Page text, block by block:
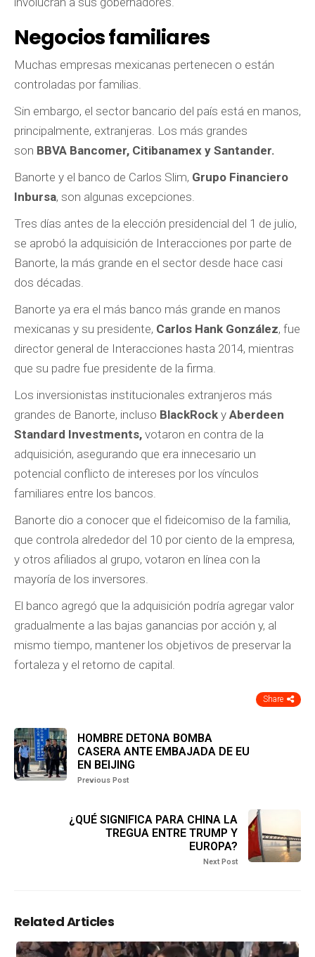
Negocios familiares
Muchas empresas mexicanas pertenecen o están
controladas por familias.
Sin embargo, el sector bancario del país está en manos,
principalmente, extranjeras. Los más grandes
son BBVA Bancomer, Citibanamex y Santander.
Banorte y el banco de Carlos Slim, Grupo Financiero
Inbursa, son algunas excepciones.
Tres días antes de la elección presidencial del 1 de julio,
se aprobó la adquisición de Interacciones por parte de
Banorte, la más grande en el sector desde hace casi
dos décadas.
Banorte ya era el más banco más grande en manos
mexicanas y su presidente, Carlos Hank González, fue
director general de Interacciones hasta 2014, mientras
que su padre fue presidente de la firma.
Los inversionistas institucionales extranjeros más
grandes de Banorte, incluso BlackRock y Aberdeen
Standard Investments, votaron en contra de la
adquisición, asegurando que era innecesario un
potencial conflicto de intereses por los vínculos
familiares entre los bancos.
Banorte dio a conocer que el fideicomiso de la familia,
que controla alrededor del 10 por ciento de la empresa,
y otros afiliados al grupo, votaron en línea con la
mayoría de los inversores.
El banco agregó que la adquisición podría agregar valor
gradualmente a las bajas ganancias por acción y, al
mismo tiempo, mantener los objetivos de preservar la
fortaleza y el retorno de capital.
Share
HOMBRE DETONA BOMBA
CASERA ANTE EMBAJADA DE EU
EN BEIJING
Previous Post
¿QUÉ SIGNIFICA PARA CHINA LA
TREGUA ENTRE TRUMP Y
EUROPA?
Next Post
Related Articles